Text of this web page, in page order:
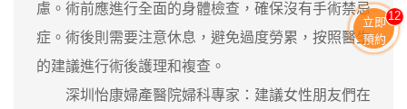
慮。術前應進行全面的身體檢查，確保沒有手術禁忌
症。術後則需要注意休息，避免過度勞累，按照醫生
的建議進行術後護理和複查。
深圳怡康婦產醫院婦科專家：建議女性朋友們在
立即
預約
13